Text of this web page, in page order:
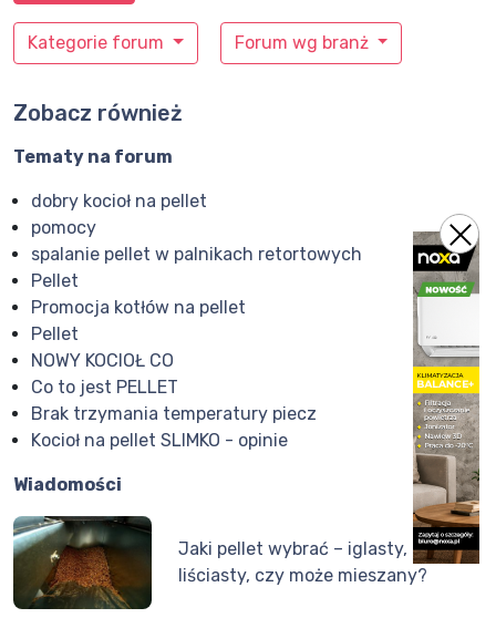
Kategorie forum Forum wg branż
Zobacz również
Tematy na forum
dobry kocioł na pellet
pomocy
spalanie pellet w palnikach retortowych
Pellet
Promocja kotłów na pellet
Pellet
NOWY KOCIOŁ CO
Co to jest PELLET
Brak trzymania temperatury piecz
Kocioł na pellet SLIMKO - opinie
Wiadomości
Jaki pellet wybrać – iglasty,
liściasty, czy może mieszany?